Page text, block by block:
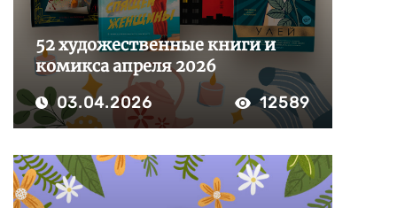
52 художественные книги и
комикса апреля 2026
03.04.2026 12589